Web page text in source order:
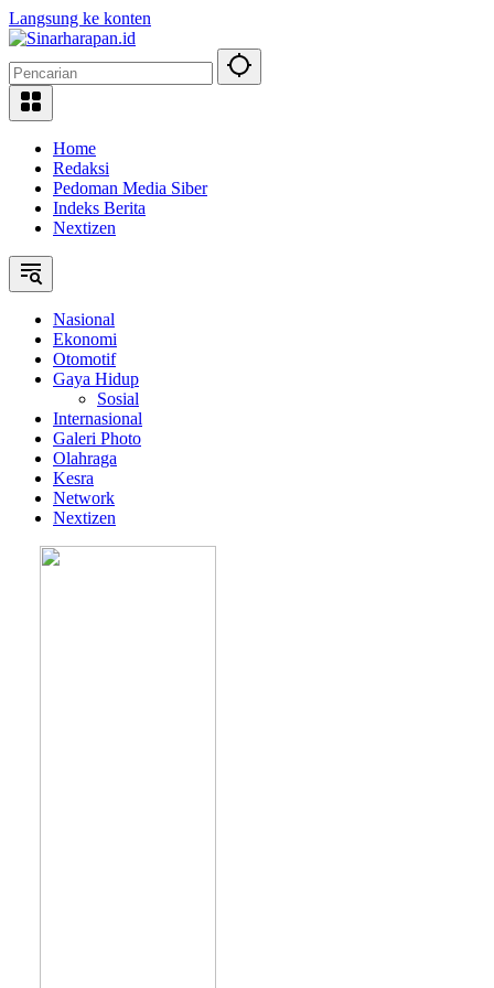
Langsung ke konten
Home
Redaksi
Pedoman Media Siber
Indeks Berita
Nextizen
Nasional
Ekonomi
Otomotif
Gaya Hidup
Sosial
Internasional
Galeri Photo
Olahraga
Kesra
Network
Nextizen